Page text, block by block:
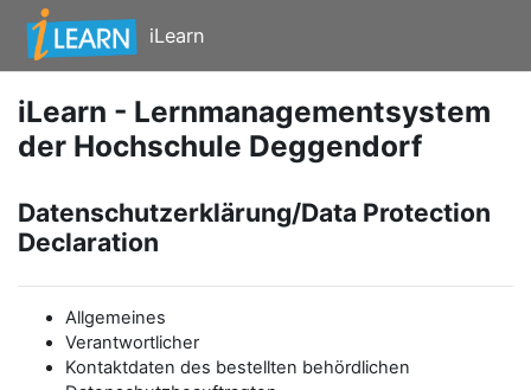
Zum Hauptinhalt
iLearn
iLearn - Lernmanagementsystem
der Hochschule Deggendorf
Datenschutzerklärung/Data Protection
Declaration
Allgemeines
Verantwortlicher
Kontaktdaten des bestellten behördlichen